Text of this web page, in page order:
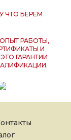
ЧТО БЕРЕМ
РАБОТЫ,
И
ГАРАНТИИ